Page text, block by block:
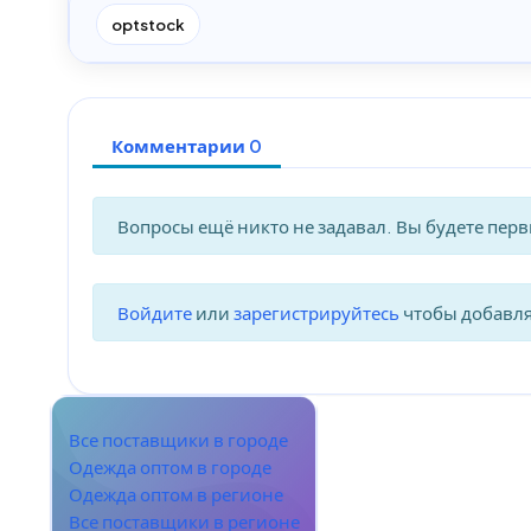
optstock
Комментарии 0
Вопросы ещё никто не задавал. Вы будете
Войдите или зарегистрируйтесь чтобы
Все поставщики в городе
Одежда оптом в городе
Одежда оптом в регионе
Все поставщики в регионе